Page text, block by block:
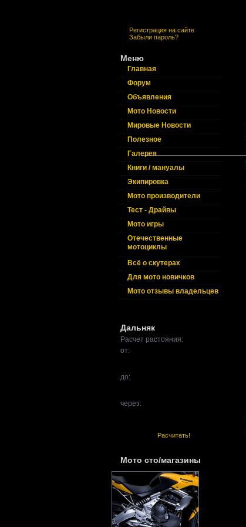
Регистрация на сайте
Забыли пароль?
Меню
Главная
Форум
Объявления
Мото Новости
Мировые Новости
Полезное
Галерея
Книги / мануалы
Экипировка
Мото производители
Тест - Драйвы
Мото игры
Отечественные
мотоциклы
Всё о скутерах
Для мото новичков
Мото отзывы владельцев
Дальняк
Расчет растояния:
от:
до:
через:
Расчитать!
Мото сто/магазины